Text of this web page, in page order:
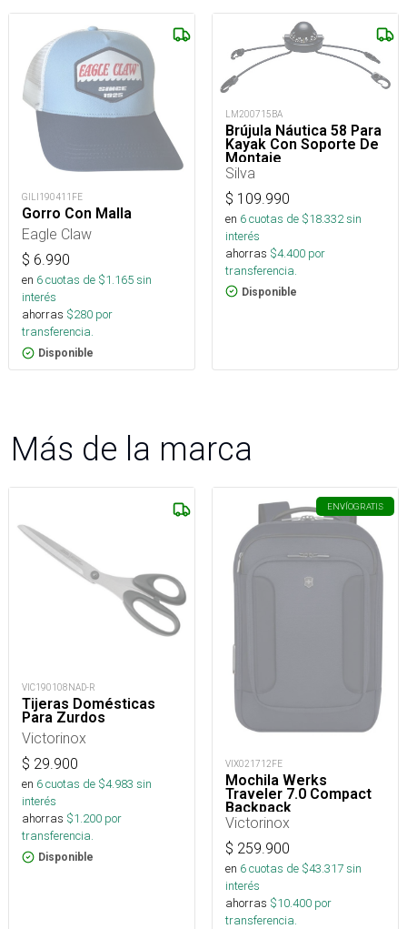
GILI190411FE
Gorro Con Malla
Eagle Claw
$ 6.990
en 6cuotas de $1.165sin
interés
ahorras $280 por
transferencia.
Disponible
LM200715BA
Brújula Náutica 58 Para
Kayak Con Soporte De
Montaje
Silva
$ 109.990
en 6cuotas de $18.332sin
interés
ahorras $4.400 por
transferencia.
Disponible
Más de la marca
VIC190108NAD-R
Tijeras Domésticas
Para Zurdos
Victorinox
$ 29.900
en 6cuotas de $4.983 sin
interés
ahorras $1.200 por
transferencia.
Disponible
ENVÍOGRATIS
VIX021712FE
Mochila Werks
Traveler 7.0 Compact
Backpack
Victorinox
$ 259.900
en 6cuotas de $43.317sin
interés
ahorras $10.400 por
transferencia.